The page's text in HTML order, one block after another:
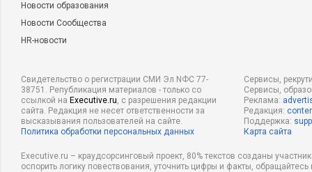
Новости образования
Новости Сообщества
HR-новости
Свидетельство о регистрации СМИ Эл NФС 77-
38751. Републикация материалов - только со
ссылкой на Executive.ru, с разрешения редакции
сайта. Редакция не несет ответственности за
высказывания пользователей на сайте.
Политика обработки персональных данных
Сервисы,
Сервисы,
Реклама:
Редакция:
Поддержка:
Карта сайта
Executive.ru – краудсорсинговый проект, 80% текстов созданы
оспорить логику повествования, уточнить цифры и факты,